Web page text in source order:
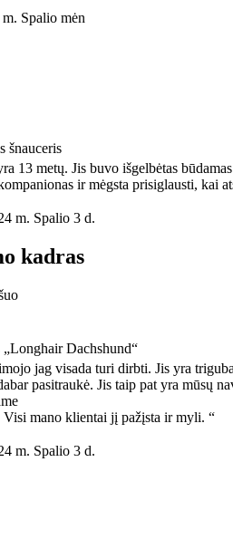
šnauceris
13 metų. Jis buvo išgelbėtas
ir mėgsta prisiglausti, kai
kadras
„Longhair Dachshund“
jag visada turi dirbti. Jis yra
pasitraukė. Jis taip pat yra mūsų
Visi mano klientai jį pažįsta ir myli. “